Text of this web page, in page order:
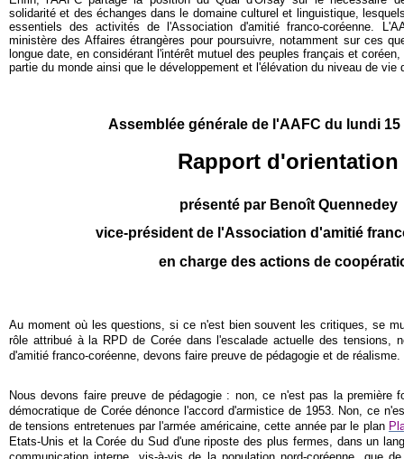
solidarité et des échanges dans le domaine culturel et linguistique,
essentiels des activités de l'Association d'amitié franco-coréenne.
ministère des Affaires étrangères pour poursuivre, notamment sur ces
longue date, en considérant l'intérêt mutuel des peuples français et
partie du monde ainsi que le développement et l'élévation du niveau de vie
Assemblée générale de l'AAFC du lundi 15
Rapport d'orientation
présenté par Benoît Quennedey
vice-président de l'Association d'amitié
en charge des actions de
Au moment où les questions, si ce n'est bien souvent les critiques, se
rôle attribué à la RPD de Corée dans l'escalade actuelle des tensions,
d'amitié franco-coréenne, devons faire preuve de pédagogie et de réalisme.
Nous devons faire preuve de pédagogie : non, ce n'est pas la première
démocratique de Corée dénonce l'accord d'armistice de 1953. Non, ce
de tensions entretenues par l'armée américaine, cette année par le plan
Etats-Unis et la Corée du Sud d'une riposte des plus fermes, dans un